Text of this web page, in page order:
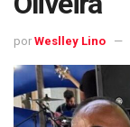
por Weslley Lino